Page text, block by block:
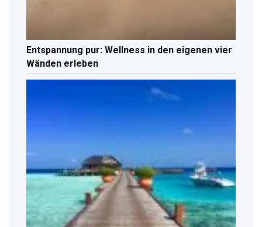
Entspannung pur: Wellness in den eigenen vier
Wänden erleben